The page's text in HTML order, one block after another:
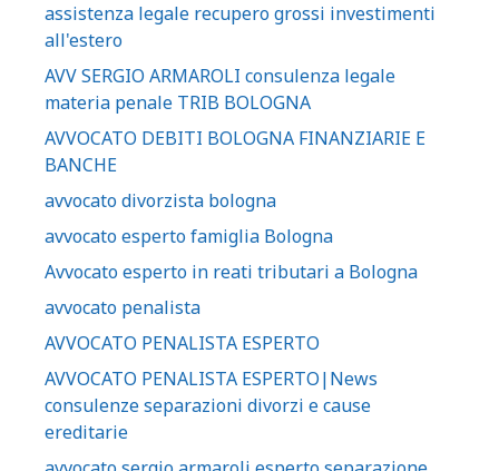
assistenza legale recupero grossi investimenti
all'estero
AVV SERGIO ARMAROLI consulenza legale
materia penale TRIB BOLOGNA
AVVOCATO DEBITI BOLOGNA FINANZIARIE E
BANCHE
avvocato divorzista bologna
avvocato esperto famiglia Bologna
Avvocato esperto in reati tributari a Bologna
avvocato penalista
AVVOCATO PENALISTA ESPERTO
AVVOCATO PENALISTA ESPERTO|News
consulenze separazioni divorzi e cause
ereditarie